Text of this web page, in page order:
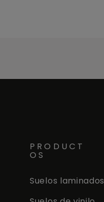
PRODUCT
OS
Suelos laminados